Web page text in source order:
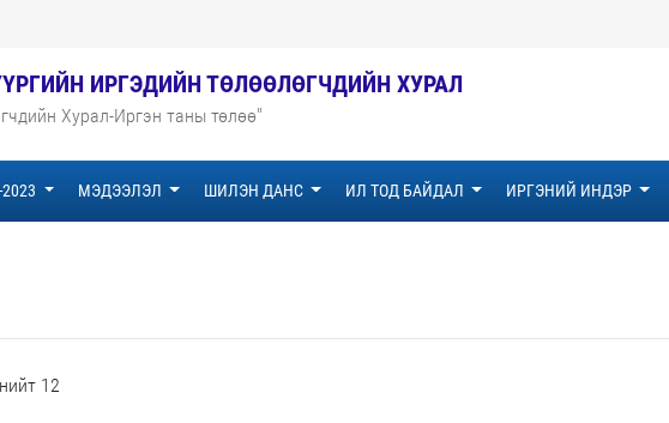
ИРГЭДИЙН ТӨЛӨӨЛӨГЧДИЙН ХУРАЛ
Хурал-Иргэн таны төлөө"
МЭДЭЭЛЭЛ ШИЛЭН ДАНС ИЛ ТОД БАЙДАЛ ИРГЭНИЙ ИНДЭР
нийт 12